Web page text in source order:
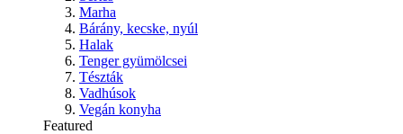
Marha
Bárány, kecske, nyúl
Halak
Tenger gyümölcsei
Tészták
Vadhúsok
Vegán konyha
Featured